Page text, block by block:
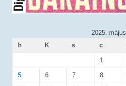
2025. május
h
K s c
1
5 6 7 8